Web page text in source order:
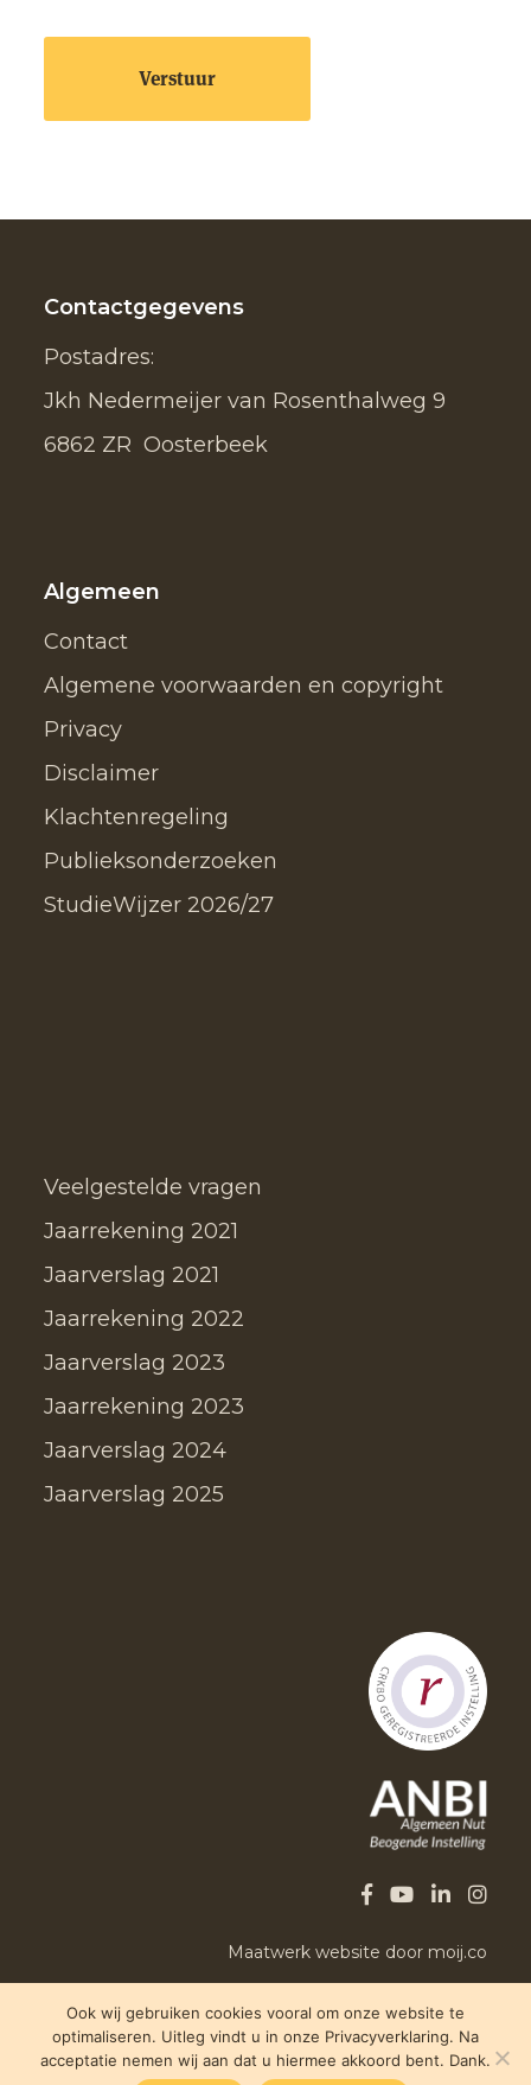
Contactgegevens
Postadres:
Jkh Nedermeijer van Rosenthalweg 9
6862 ZR Oosterbeek
Algemeen
Contact
Algemene voorwaarden en copyright
Privacy
Disclaimer
Klachtenregeling
Publieksonderzoeken
StudieWijzer 2026/27
Veelgestelde vragen
Jaarrekening 2021
Jaarverslag 2021
Jaarrekening 2022
Jaarverslag 2023
Jaarrekening 2023
Jaarverslag 2024
Jaarverslag 2025
Maatwerk website door moij.co
Ook wij gebruiken cookies vooral om onze website te
optimaliseren. Uitleg vindt u in onze Privacyverklaring. Na
acceptatie nemen wij aan dat u hiermee akkoord bent. Dank.